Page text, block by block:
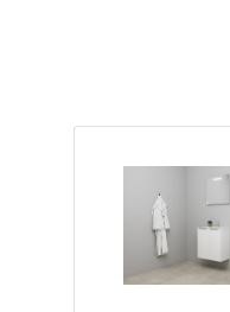
Het Luuk
gekozen
toiletartikelen en
geruisloos en